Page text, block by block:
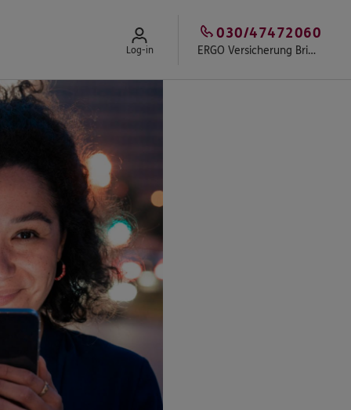
Log-in ERGO Versicherung Brigitte Himmelsbach
030/47472060